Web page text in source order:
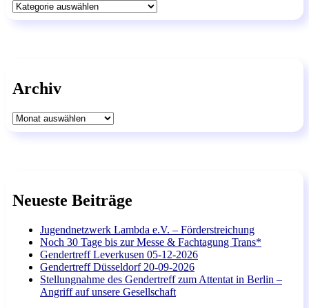
Kategorien
Archiv
Archiv
Neueste Beiträge
Jugendnetzwerk Lambda e.V. – Förderstreichung
Noch 30 Tage bis zur Messe & Fachtagung Trans*
Gendertreff Leverkusen 05-12-2026
Gendertreff Düsseldorf 20-09-2026
Stellungnahme des Gendertreff zum Attentat in Berlin –
Angriff auf unsere Gesellschaft